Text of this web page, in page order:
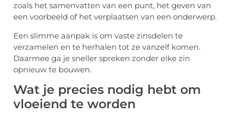
zoals het samenvatten van een punt, het geven van
een voorbeeld of het verplaatsen van een onderwerp.
Een slimme aanpak is om vaste zinsdelen te
verzamelen en te herhalen tot ze vanzelf komen.
Daarmee ga je sneller spreken zonder elke zin
opnieuw te bouwen.
Wat je precies nodig hebt om
vloeiend te worden